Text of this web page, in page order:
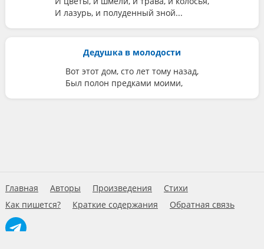
И лазурь, и полуденный зной...
Дедушка в молодости
Вот этот дом, сто лет тому назад,
Был полон предками моими,
Главная Авторы Произведения
Стихи
Как пишется?
Краткие содержания Обратная связь